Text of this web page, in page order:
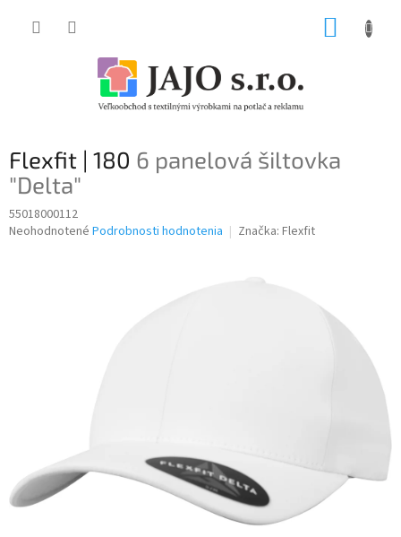
Flexfit | 180 6 panelová šiltovka
"Delta"
55018000112
Priemerné
Neohodnotené Podrobnosti hodnotenia Značka: Flexfit